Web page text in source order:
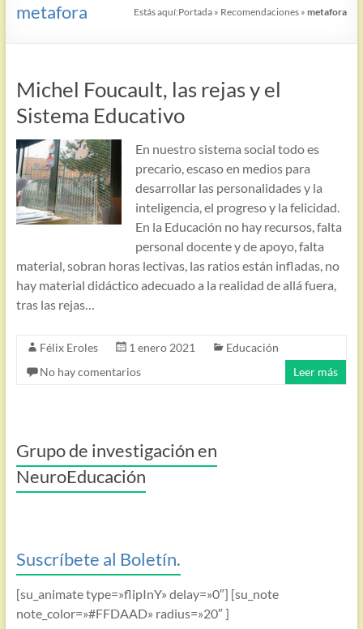
metafora Estás aquí:Portada » Recomendaciones »metafora
Michel Foucault, las rejas y el
Sistema Educativo
En nuestro sistema social todo es
precario, escaso en medios para
desarrollar las personalidades y la
inteligencia, el progreso y la felicidad.
En la Educación no hay recursos, falta
personal docente y de apoyo, falta
material, sobran horas lectivas, las ratios están infladas, no
hay material didáctico adecuado a la realidad de allá fuera,
tras las rejas…
Félix Eroles 1 enero 2021
Educación
No hay comentarios
Leer más
Grupo de investigación en
NeuroEducación
Suscríbete al Boletín.
[su_animate type=»flipInY» delay=»0″] [su_note
note_color=»#FFDAAD» radius=»20″ ]